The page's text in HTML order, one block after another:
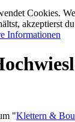
Cookies.
akzeptierst
Informationen
"Klettern &